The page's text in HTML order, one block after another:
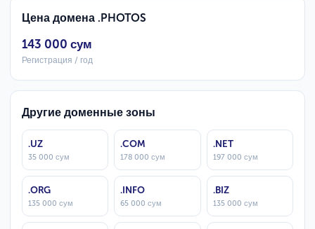
Цена домена .PHOTOS
143 000 сум
Регистрация / год
Другие доменные зоны
.UZ
35 000 сум
.COM
178 000 сум
.NET
197 000 сум
.ORG
135 000 сум
.INFO
65 000 сум
.BIZ
135 000 сум